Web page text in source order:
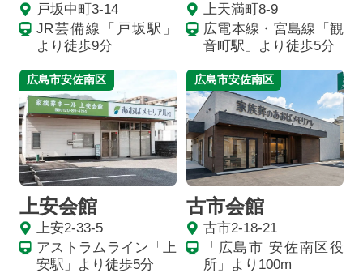
戸坂中町3-14
JR芸備線「戸坂駅」
より徒歩9分
上天満町8-9
広電本線・宮島線「観
音町駅」より徒歩5分
広島市安佐南区
上安会館
上安2-33-5
アストラムライン「上
安駅」より徒歩5分
広島市安佐南区
古市会館
古市2-18-21
「広島市 安佐南区役
所」より100m